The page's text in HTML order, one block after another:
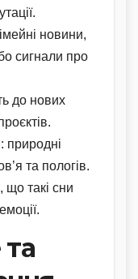
новини,
сигнали про
до нових
: природні
та пологів.
що такі сни